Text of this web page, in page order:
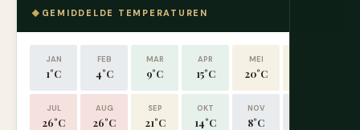
GEMIDDELDE TEMPERATUREN
JAN
1°C
FEB
4°C
MAR
9°C
APR
15°C
MEI
20°C
JUL
26°C
AUG
26°C
SEP
21°C
OKT
14°C
NOV
8°C